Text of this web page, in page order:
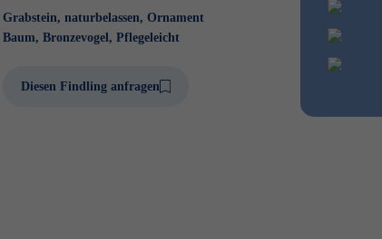
Grabstein, naturbelassen, Ornament
Baum, Bronzevogel, Pflegeleicht
Diesen Findling anfragen